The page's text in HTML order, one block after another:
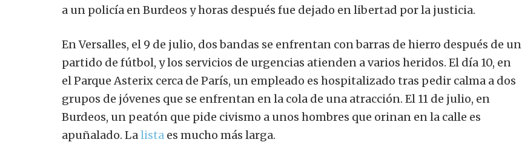
a un policía en Burdeos y horas después fue dejado en libertad por la justicia.
En Versalles, el 9 de julio, dos bandas se enfrentan con barras de hierro después de un
partido de fútbol, ​​y los servicios de urgencias atienden a varios heridos. El día 10, en
el Parque Asterix cerca de París, un empleado es hospitalizado tras pedir calma a dos
grupos de jóvenes que se enfrentan en la cola de una atracción. El 11 de julio, en
Burdeos, un peatón que pide civismo a unos hombres que orinan en la calle es
apuñalado. Lalista es mucho más larga.